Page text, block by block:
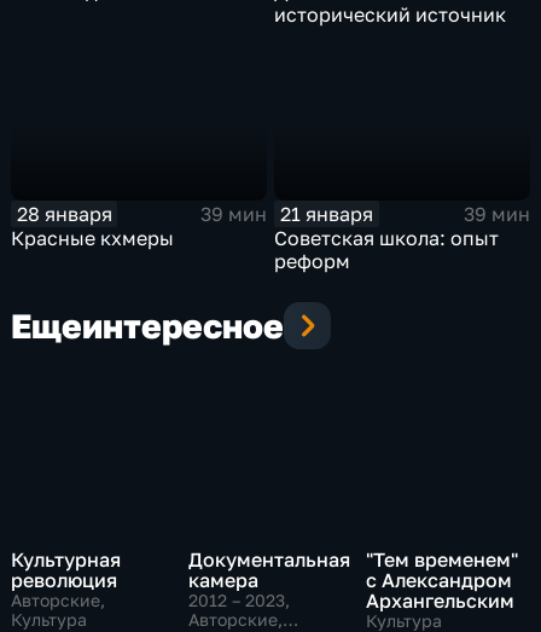
исторический источник
28 января
39 мин
Красные кхмеры
21 января
39 мин
Советская школа: опыт
реформ
Ещеинтересное
Культурная
революция
Авторские,
Культура
Документальная
камера
2012 – 2023,
Авторские,
"Тем временем"
с Александром
Архангельским
Культура